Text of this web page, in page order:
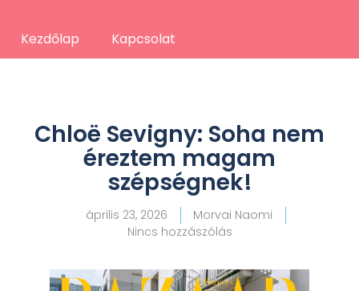
Kezdőlap Kapcsolat
Chloë Sevigny: Soha nem
éreztem magam
szépségnek!
április 23, 2026
Morvai Naomi
Nincs hozzászólás